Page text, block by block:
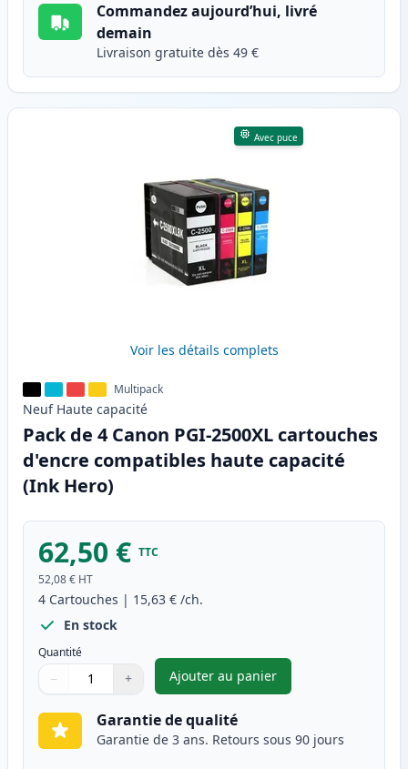
Commandez aujourd’hui, livré
demain
Livraison gratuite dès 49 €
Avec puce
Voir les détails complets
Multipack
Neuf Haute capacité
Pack de 4 Canon PGI-2500XL cartouches
d'encre compatibles haute capacité
(Ink Hero)
62,50 € TTC
52,08 € HT
4 Cartouches | 15,63 € /ch.
En stock
Quantité
Quantité
Utilisez les boutons pour ajuster
− +
Quantité
Ajouter au panier
,Pack de 4 Canon PGI-
Garantie de qualité
Garantie de 3 ans. Retours sous 90 jours